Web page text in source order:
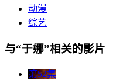
动漫
综艺
与“于娜”相关的影片
第52集